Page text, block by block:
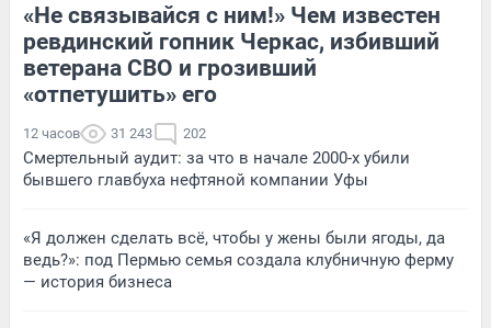
«Не связывайся с ним!» Чем известен
ревдинский гопник Черкас, избивший
ветерана СВО и грозивший
«отпетушить» его
12 часов 31 243 202
Смертельный аудит: за что в начале 2000-х убили
бывшего главбуха нефтяной компании Уфы
«Я должен сделать всё, чтобы у жены были ягоды, да
ведь?»: под Пермью семья создала клубничную ферму
— история бизнеса